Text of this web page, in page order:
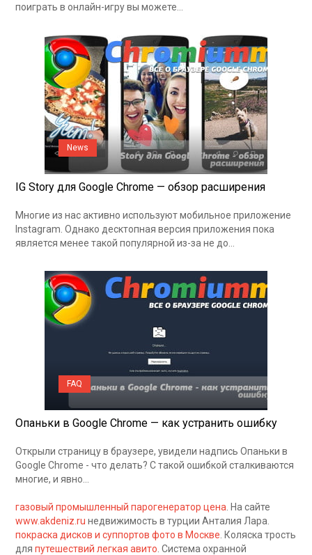
поиграть в онлайн-игру вы можете…
News
IG Story для Google Chrome — обзор расширения
Многие из нас активно используют мобильное приложение
Instagram. Однако десктопная версия приложения пока
является менее такой популярной из-за не до…
FAQ
Опаньки в Google Chrome — как устранить ошибку
Открыли страницу в браузере, увидели надпись Опаньки в
Google Chrome - что делать? С такой ошибкой сталкиваются
многие, и явно…
газовый промышленный парогенератор цена . На сайте
www.akdeniz.ru недвижимость в турции Анталия Лара.
покраска дисков и суппортов фото в Москве . Коляска трость
дляпутешествий легкая авито . Система охранной